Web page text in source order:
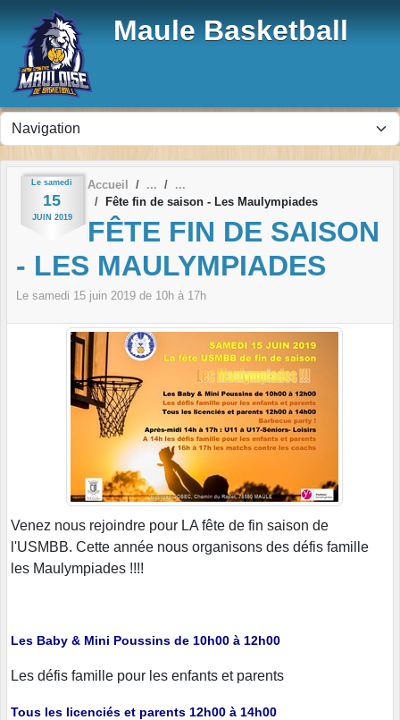
Maule Basketball
Le samedi
15
JUIN 2019
Accueil
Fête fin de saison - Les Maulympiades
FÊTE FIN DE SAISON
- LES MAULYMPIADES
Le samedi 15 juin 2019 de 10h à 17h
Venez nous rejoindre pour LA fête de fin saison de
l'USMBB. Cette année nous organisons des défis famille
les Maulympiades !!!!
Les Baby & Mini Poussins de 10h00 à 12h00
Les défis famille pour les enfants et parents
Tous les licenciés et parents 12h00 à 14h00
Panneau de gestion des cookies